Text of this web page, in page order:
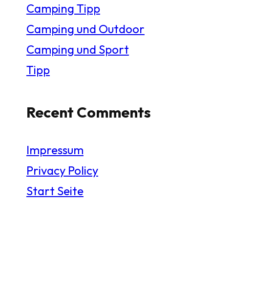
Camping Tipp
Camping und Outdoor
Camping und Sport
Tipp
Recent Comments
Impressum
Privacy Policy
Start Seite